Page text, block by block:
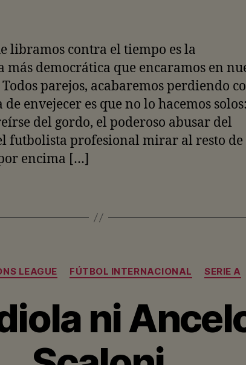
libramos contra el tiempo es la
más democrática que encaramos en
parejos, acabaremos perdiendo
envejecer es que no lo hacemos
del gordo, el poderoso abusar del
futbolista profesional mirar al resto de
encima […]
Categorías
LEAGUE FÚTBOL INTERNACIONAL SERIE A
ni